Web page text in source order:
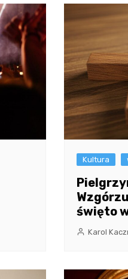
Kultura
święto
Karol